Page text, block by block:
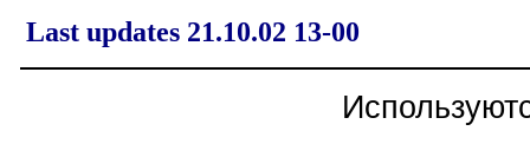
Last updates 21.10.02 13-00